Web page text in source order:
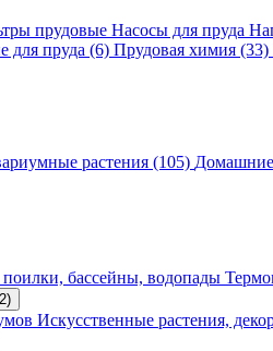
прудовые Насосы для пруда
для пруда (6) Прудовая химия (33)
растения (105) Домашние
бассейны, водопады
Искусственные растения,